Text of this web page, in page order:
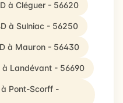
à Cléguer - 56620
à Sulniac - 56250
à Mauron - 56430
à Landévant - 56690
Pont-Scorff -